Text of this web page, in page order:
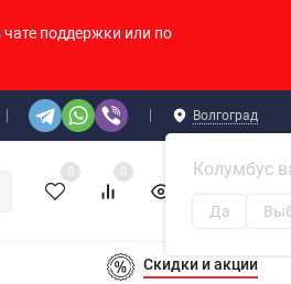
поддержки или по
Волгоград
Колумбус
Да
0 0
Корзина
0
Скидки и акции